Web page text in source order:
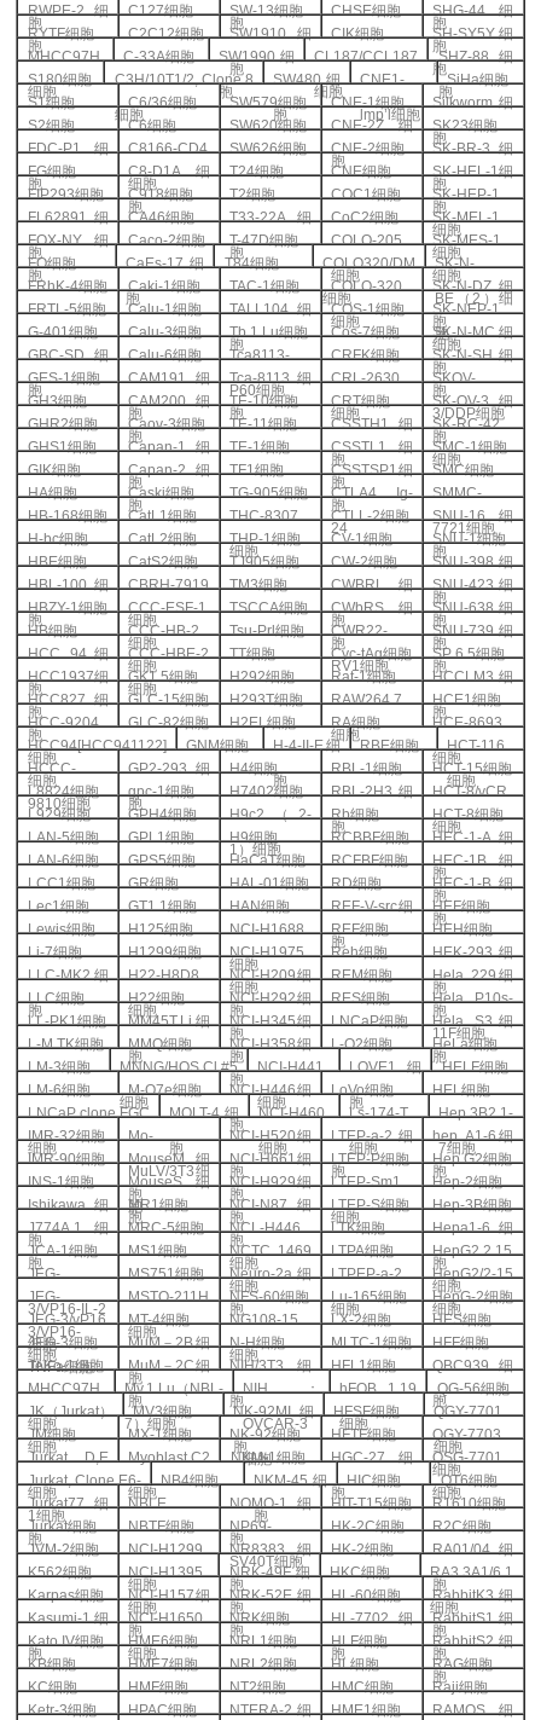
胞 胞 胞
RWPE-2细
胞
C127细胞 SW-13细胞 CHSE细胞 SHG-44细
胞
RYTF细胞 C2C12细胞 SW1910细
胞
CIK细胞 SH-SY5Y细
胞
MHCC97H
细胞
C-33A细胞 SW1990细
胞
CL187/CCL187
细胞
SHZ-88细
胞
S180细胞 C3H/10T1/2, Clone 8
细胞
SW480细
胞
CNE1-
lmp’l细胞
SiHa细胞
S1细胞 C6/36细胞 SW579细胞 CNE-1细胞 Silkworm细
胞
S2细胞 C6细胞 SW620细胞 CNE-2Z细
胞
SK23细胞
FDC-P1细
胞
C8166-CD4
细胞
SW626细胞 CNE-2细胞 SK-BR-3细
胞
FG细胞 C8-D1A细
胞
T24细胞 CNE细胞 SK-HEL-1细
胞
FIP293细胞 C918细胞 T2细胞 COC1细胞 SK-HEP-1
细胞
FL62891细
胞
CA46细胞 T33-22A细
胞
CoC2细胞 SK-MEL-1
细胞
FOX-NY细
胞
Caco-2细胞 T-47D细胞 COLO-205
细胞
SK-MES-1
细胞
FO细胞 CaEs-17细
胞
T84细胞 COLO320/DM
细胞
SK-N-
BE （ 2 ）细
胞
FRhK-4细胞 Caki-1细胞 TAC-1细胞 COLO-320
细胞
SK-N-DZ细
胞
FRTL-5细胞 Calu-1细胞 TALL104细
胞
COS-1细胞 SK-NEP-1
细胞
G-401细胞 Calu-3细胞 Tb 1 Lu细胞 Cos-7细胞 SK-N-MC细
胞
GBC-SD细
胞
Calu-6细胞 Tca8113-
P60细胞
CRFK细胞 SK-N-SH细
胞
GES-1细胞 CAM191细
胞
Tca-8113细
胞
CRL-2630
细胞
SKOV-
3/DDP细胞
GH3细胞 CAM200细
胞
TE-10细胞 CRT细胞 SK-OV-3细
胞
GHR2细胞 Caov-3细胞 TE-11细胞 CSSTH1细
胞
SK-RC-42
细胞
GHS1细胞 Capan-1细
胞
TE-1细胞 CSSTL1细
胞
SMC-1细胞
GIK细胞 Capan-2细
胞
TF1细胞 CSSTSP1细
胞
SMC细胞
HA细胞 Caski细胞 TG-905细胞 CTLA4 Ig-
24
SMMC-
7721 细胞
HB-168细胞 CatL1细胞 THC-8307
细胞
CTLL-2细胞 SNU-16细
胞
H-bc细胞 CatL2细胞 THP-1细胞 CV-1细胞 SNU-1细胞
HBE细胞 CatS2细胞 TJ905细胞 CW-2细胞 SNU-398细
胞
HBL-100细
胞
CBRH-7919
细胞
TM3细胞 CWBRL细
胞
SNU-423细
胞
HBZY-1细胞 CCC-ESF-1
细胞
TSCCA细胞 CWbRS细
胞
SNU-638细
胞
HB细胞 CCC-HB-2
细胞
Tsu-Prl细胞 CWR22-
RV1细胞
SNU-739细
胞
HCC 94细
胞
CCC-HBE-2
细胞
TT细胞 Cyc-tAg细胞 SP 6.5细胞
HCC1937细
胞
GK1.5细胞 H292细胞 Rat-1细胞 HCCLM3细
胞
HCC827细
胞
GLC-15细胞 H293T细胞 RAW264.7
细胞
HCE1细胞
HCC-9204
细胞
GLC-82细胞 H2EL细胞 RA细胞 HCE-8693
细胞
HCC94[HCC941122]
细胞
GNM细胞 H-4-II-E细
胞
RBE细胞 HCT-116
细胞
HCCC-
9810细胞
GP2-293细
胞
H4细胞 RBL-1细胞 HCT-15细胞
L8824细胞 gpc-1细胞 H7402细胞 RBL-2H3细
胞
HCT-8/vCR
细胞
L929细胞 GPH4细胞 H9c2（2-
1 ）细胞
Rb细胞 HCT-8细胞
LAN-5细胞 GPL1细胞 H9细胞 RCBBF细胞 HEC-1-A细
胞
LAN-6细胞 GPS5细胞 HaCaT细胞 RCFBF细胞 HEC-1B细
胞
LCC1细胞 GR细胞 HAL-01细胞 RD细胞 HEC-1-B细
胞
Lec1细胞 GT1.1细胞 HAN细胞 REF-V-src细
胞
HEF细胞
Lewis细胞 H125细胞 NCI-H1688
细胞
REF细胞 HEH细胞
Li-7细胞 H1299细胞 NCI-H1975
细胞
Reh细胞 HEK-293细
胞
LLC-MK2细
胞
H22-H8D8
细胞
NCI-H209细
胞
REM细胞 Hela 229细
胞
LLC细胞 H22细胞 NCI-H292细
胞
RES细胞 Hela P10s-
11F细胞
LL-PK1细胞 MM45T.Li细
胞
NCI-H345细
胞
LNCaP细胞 Hela S3细
胞
L-M TK细胞 MMQ细胞 NCI-H358细
胞
L-O2细胞 HeLa细胞
LM-3细胞 MNNG/HOS Cl #5
细胞
NCI-H441
细胞
LOVE1细
胞
HELF细胞
LM-6细胞 M-O7e细胞 NCI-H446细
胞
LoVo细胞 HEL细胞
LNCaP clone FGC
细胞
MOLT-4细
胞
NCI-H460
细胞
Ls-174-T
细胞
Hep 3B2.1-
7细胞
IMR-32细胞 Mo-
MuLV/3T3细
胞
NCI-H520细
胞
LTEP-a-2细
胞
hep A1-6细
胞
IMR-90细胞 MouseM细
胞
NCI-H661细
胞
LTEP-P细胞 Hep G2细胞
INS-1细胞 MouseS细
胞
NCI-H929细
胞
LTEP-Sm1
细胞
Hep-2细胞
Ishikawa细
胞
MR1细胞 NCI-N87细
胞
LTEP-S细胞 Hep-3B细胞
J774A.1细
胞
MRC-5细胞 NCL-H446
细胞
LTK细胞 Hepa1-6细
胞
JCA-1细胞 MS1细胞 NCTC 1469
细胞
LTPA细胞 HepG2.2.15
细胞
JEG-
3/VP16-IL-2
细胞
MS751细胞 Neuro-2a细
胞
LTPEP-a-2
细胞
HepG2/2-15
细胞
JEG-
3/VP16-
TNFa细胞
MSTO-211H
细胞
NFS-60细胞 Lu-165细胞 HepG-2细胞
JEG-3/vP16
细胞
MT-4细胞 NG108-15
细胞
LX-2细胞 HES细胞
JEG-3细胞 MuM－2B细
胞
N-H细胞 MLTC-1细胞 HFF细胞
JeKo-1细胞 MuM－2C细
胞
NIH/3T3细
胞
HFL1细胞 QBC939细
胞
MHCC97H
细胞
Mv.1.Lu（NBL-
7 ）细胞
NIH：
OVCAR-3
细胞
hFOB 1.19
细胞
QG-56细胞
JK（Jurkat）
细胞
MV3细胞 NK-92MI细
胞
HFSF细胞 QGY-7701
细胞
JM细胞 MX-1细胞 NK-92细胞 HFTF细胞 QGY-7703
细胞
Jurkat D,E
细胞
Myoblast C2
细胞
NKM-1细胞 HGC-27细
胞
QSG-7701
细胞
Jurkat, Clone E6-
1 细胞
NB4细胞 NKM-45细
胞
HIC细胞 QT6细胞
Jurkat77细
胞
NBLE NOMO-1细
胞
HIT-T15细胞 R1610细胞
Jurkat细胞 NBTF细胞 NP69-
SV40T细胞
HK-2C细胞 R2C细胞
JVM-2细胞 NCI-H1299
细胞
NR8383细
胞
HK-2细胞 RA01/04细
胞
K562细胞 NCI-H1395
细胞
NRK-49F细
胞
HKC细胞 RA3 3A1/6.1
细胞
Karpas细胞 NCI-H157细
胞
NRK-52E细
胞
HL-60细胞 RabbitK3细
胞
Kasumi-1细
胞
NCI-H1650
细胞
NRK细胞 HL-7702细
胞
RabbitS1细
胞
Kato IV细胞 HME6细胞 NRL1细胞 HLF细胞 RabbitS2细
胞
KB细胞 HME7细胞 NRL2细胞 HL细胞 RAG细胞
KC细胞 HMF细胞 NT2细胞 HMC细胞 Raji细胞
Ketr-3细胞 HPAC细胞 NTERA-2细 HME1细胞 RAMOS细